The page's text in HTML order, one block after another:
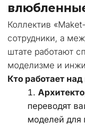
Коллектив
сотрудники, а
штате работают
моделизме и
Кто работает
переводят
моделей для